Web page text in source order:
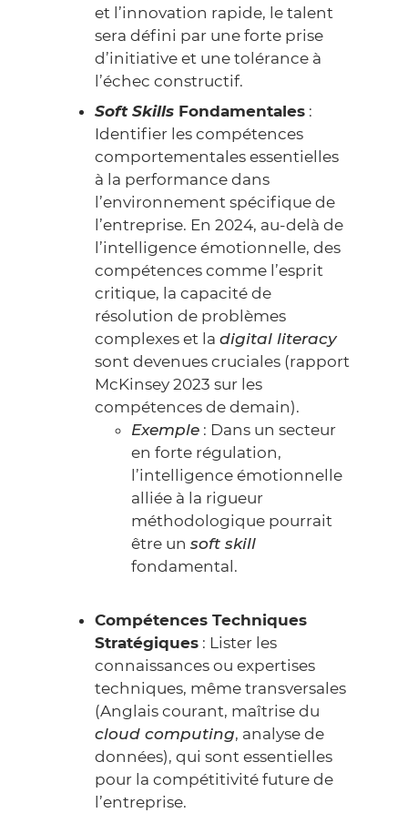
et l’innovation rapide, le talent
sera défini par une forte prise
d’initiative et une tolérance à
l’échec constructif.
Soft Skills Fondamentales :
Identifier les compétences
comportementales essentielles
à la performance dans
l’environnement spécifique de
l’entreprise. En 2024, au-delà de
l’intelligence émotionnelle, des
compétences comme l’esprit
critique, la capacité de
résolution de problèmes
complexes et la digital literacy
sont devenues cruciales (rapport
McKinsey 2023 sur les
compétences de demain).
Exemple : Dans un secteur
en forte régulation,
l’intelligence émotionnelle
alliée à la rigueur
méthodologique pourrait
être un soft skill
fondamental.
Compétences Techniques
Stratégiques : Lister les
connaissances ou expertises
techniques, même transversales
(Anglais courant, maîtrise du
cloud computing, analyse de
données), qui sont essentielles
pour la compétitivité future de
l’entreprise.